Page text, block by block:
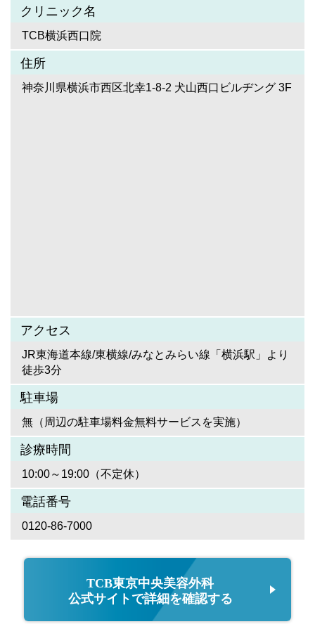
クリニック名
TCB横浜西口院
住所
神奈川県横浜市西区北幸1-8-2 犬山西口ビルヂング 3F
アクセス
JR東海道本線/東横線/みなとみらい線「横浜駅」より
徒歩3分
駐車場
無（周辺の駐車場料金無料サービスを実施）
診療時間
10:00～19:00（不定休）
電話番号
0120-86-7000
TCB東京中央美容外科
公式サイトで詳細を確認する